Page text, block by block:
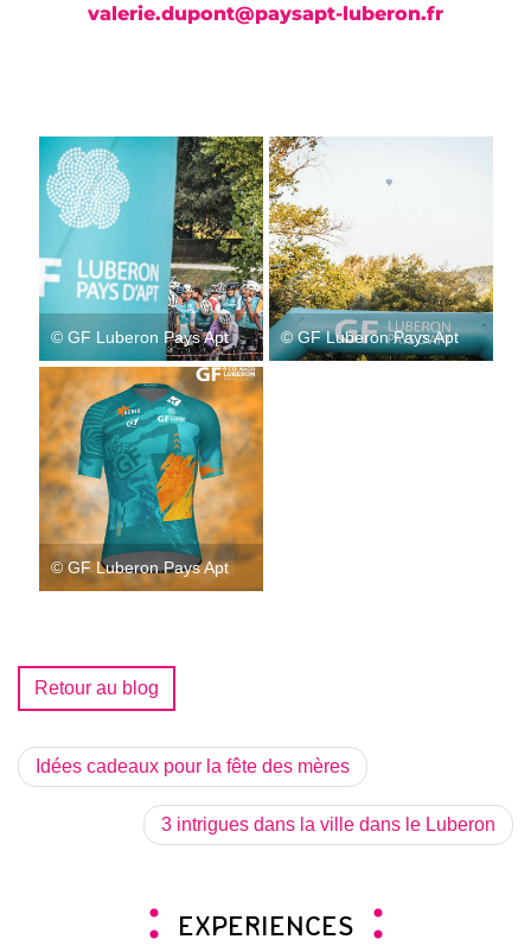
valerie.dupont@paysapt-luberon.fr
© GF Luberon Pays Apt © GF Luberon Pays Apt
© GF Luberon Pays Apt
Retour au blog
Idées cadeaux pour la fête des mères
3 intrigues dans la ville dans le Luberon
EXPERIENCES